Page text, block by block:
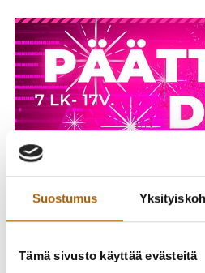
Suostumus
Tämä sivusto käyttää evästeitä